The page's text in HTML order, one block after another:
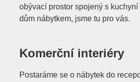
obývací prostor spojený s
dům nábytkem, jsme tu pro vás.
Komerční interiéry
Postaráme se o nábytek do